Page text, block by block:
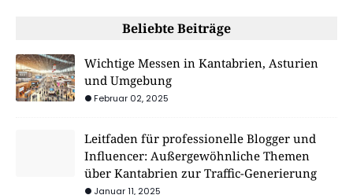
Beliebte Beiträge
Wichtige Messen in Kantabrien, Asturien
und Umgebung
Februar 02, 2025
Leitfaden für professionelle Blogger und
Influencer: Außergewöhnliche Themen
über Kantabrien zur Traffic-Generierung
Januar 11, 2025